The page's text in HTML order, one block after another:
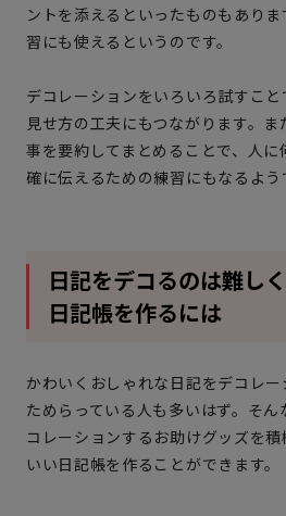
ントを添えるといったものもあり
習にも使えるというのです。
デコレーションをいろいろ試すこ
見せ方の工夫にもつながります。
事を要約してまとめることで、人
確に伝えるための練習にもなるよう
日記をデコるのは難し
日記帳を作るには
かわいくおしゃれな日記をデコレ
ためらっている人も多いはず。そ
コレーションするお助けグッズを
いい日記帳を作ることができます。